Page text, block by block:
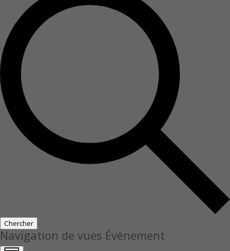
Chercher
Navigation de vues Évènement